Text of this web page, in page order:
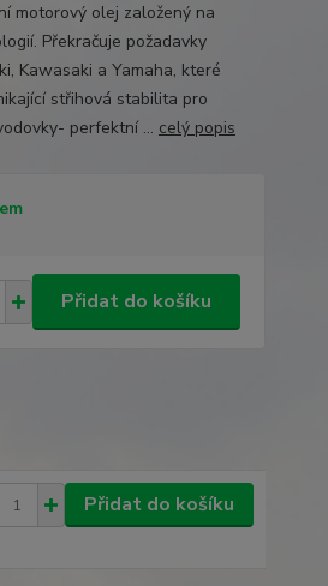
motorový olej založený na
Překračuje požadavky
Kawasaki a Yamaha, které
střihová stabilita pro
perfektní ... celý popis
Přidat do košíku
Přidat do košíku